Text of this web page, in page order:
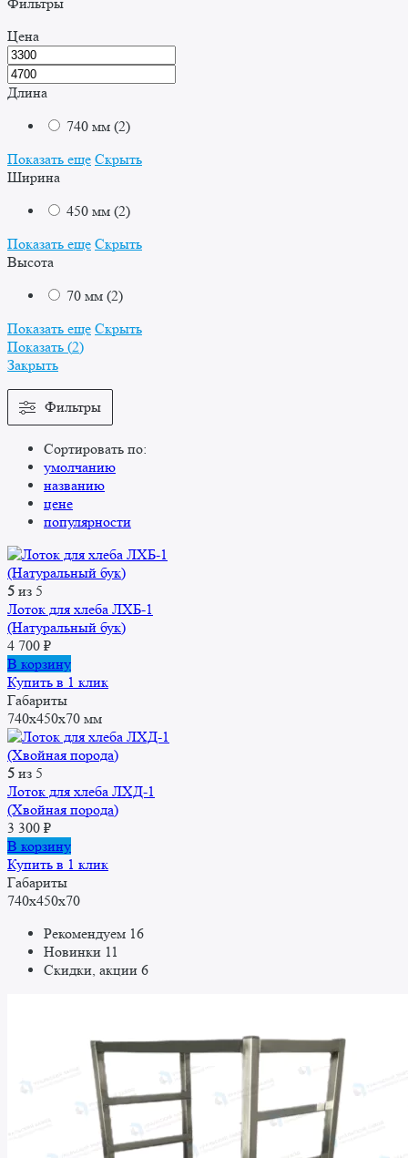
Цена
Длина
740 мм (2)
Показать еще Скрыть
Ширина
450 мм (2)
Показать еще Скрыть
Высота
70 мм (2)
Показать еще Скрыть
Показать (2)
Закрыть
Фильтры
Сортировать по:
умолчанию
названию
цене
популярности
5 из 5
Лоток для хлеба ЛХБ-1
(Натуральный бук)
4 700 ₽
В корзину
Купить в 1 клик
Габариты
740x450x70 мм
5 из 5
Лоток для хлеба ЛХД-1
(Хвойная порода)
3 300 ₽
В корзину
Купить в 1 клик
Габариты
740x450x70
Рекомендуем 16
Новинки 11
Скидки, акции 6